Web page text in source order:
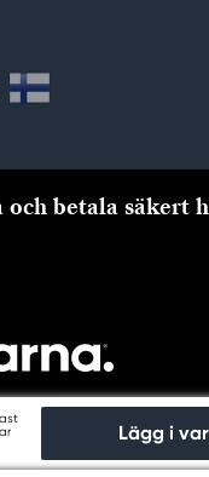
Lägg i
betala säkert